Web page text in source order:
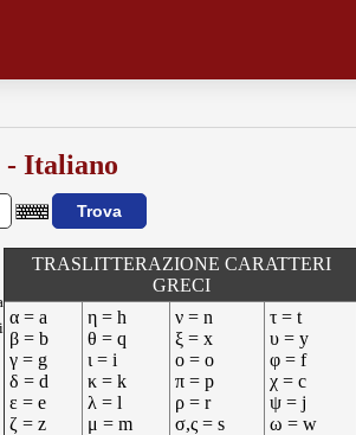
- Italiano
TRASLITTERAZIONE CARATTERI
GRECI
α = a
β = b
γ = g
δ = d
ε = e
ζ = z
η = h
θ = q
ι = i
κ = k
λ = l
μ = m
ν = n
ξ = x
ο = o
π = p
ρ = r
σ,ς = s
τ = t
υ = y
φ = f
χ = c
ψ = j
ω = w